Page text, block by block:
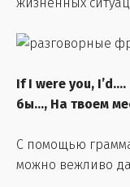
If I were you, I’d….
бы..., На твоем
С помощью
можно вежливо